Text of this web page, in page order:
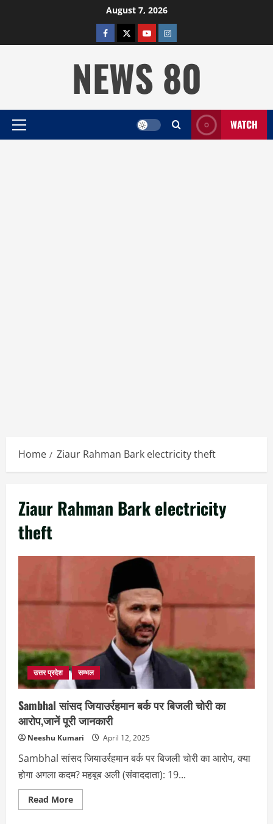
August 7, 2026
facebooktwitterYOUTUBE
instagram
NEWS 80
Primary
WATCH
Home Ziaur Rahman Bark electricity theft
Ziaur Rahman Bark electricity
theft
उत्तर प्रदेश सम्भल
Sambhal सांसद जियाउर्रहमान बर्क पर बिजली चोरी का
आरोप,जानें पूरी जानकारी
Neeshu Kumari April 12, 2025
Sambhal सांसद जियाउर्रहमान बर्क पर बिजली चोरी का आरोप, क्या
होगा अगला कदम? महबूब अली (संवाददाता): 19...
Read MoreRead
more